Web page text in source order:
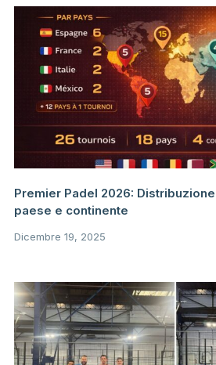
Premier Padel 2026:
paese e continente
Dicembre 19, 2025